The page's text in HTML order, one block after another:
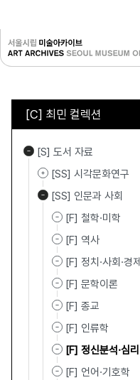
[C] 최민 컬렉션
[S] 도서 자료
[SS] 시각문화연구
[SS] 인문과 사회
[F] 철학·미학
[F] 역사
[F] 정치·사회·경제
[F] 문학이론
[F] 종교
[F] 인류학
[F] 정신분석·심리
[F] 언어·기호학